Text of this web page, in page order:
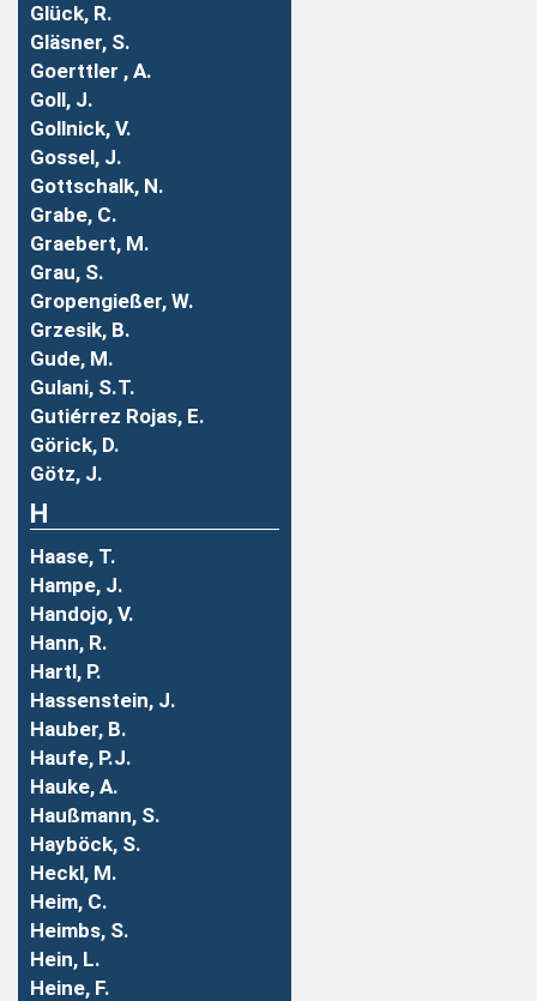
Glück, R.
Gläsner, S.
Goerttler , A.
Goll, J.
Gollnick, V.
Gossel, J.
Gottschalk, N.
Grabe, C.
Graebert, M.
Grau, S.
Gropengießer, W.
Grzesik, B.
Gude, M.
Gulani, S.T.
Gutiérrez Rojas, E.
Görick, D.
Götz, J.
H
Haase, T.
Hampe, J.
Handojo, V.
Hann, R.
Hartl, P.
Hassenstein, J.
Hauber, B.
Haufe, P.J.
Hauke, A.
Haußmann, S.
Hayböck, S.
Heckl, M.
Heim, C.
Heimbs, S.
Hein, L.
Heine, F.